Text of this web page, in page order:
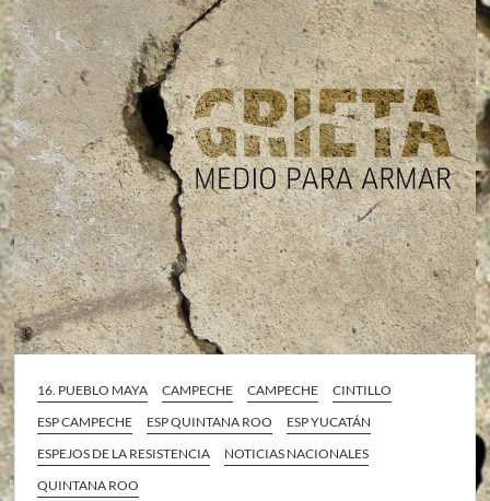
16. PUEBLO MAYA CAMPECHE CAMPECHE
CINTILLO
ESP CAMPECHE
ESP QUINTANA ROO
ESP YUCATÁN
ESPEJOS DE LA RESISTENCIA
NOTICIAS NACIONALES
QUINTANA ROO